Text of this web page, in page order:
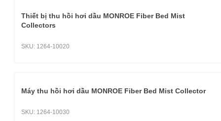
Thiết bị thu hồi hơi dầu MONROE Fiber Bed Mist
Collectors
SKU: 1264-10020
Máy thu hồi hơi dầu MONROE Fiber Bed Mist Collector
SKU: 1264-10030